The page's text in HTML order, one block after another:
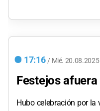
17:16 / Mié. 20.08.2025
Festejos
Hubo celebración por la